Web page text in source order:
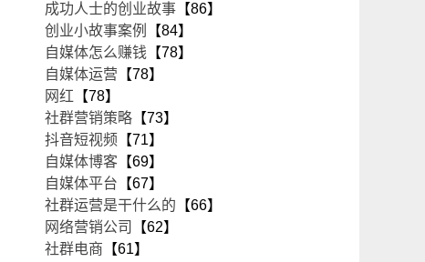
成功人士的创业故事 【86】
创业小故事案例
【84】
自媒体怎么赚钱 【78】
自媒体运营 【78】
网红 【78】
社群营销策略 【73】
抖音短视频 【71】
自媒体博客 【69】
自媒体平台 【67】
社群运营是干什么的 【66】
网络营销公司
【62】
社群电商 【61】